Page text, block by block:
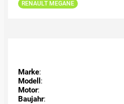
RENAULT MEGANE
Marke:
Modell :
Motor:
Baujahr: